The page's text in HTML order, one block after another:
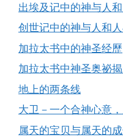
出埃及记中的神与人
创世记中的神与人和
加拉太书中的神圣经歷
加拉太书中神圣奥祕
地上的两条线
大卫－一个合神心意
属天的宝贝与属天的